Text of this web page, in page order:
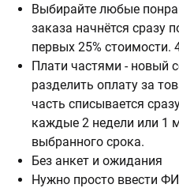
Выбирайте любые
заказа начнётся сразу
первых 25% стоимости.
Плати частями - новый
разделить оплату за
часть списывается
каждые 2 недели или 1
выбранного срока.
Без анкет и ожидания
Нужно просто ввести